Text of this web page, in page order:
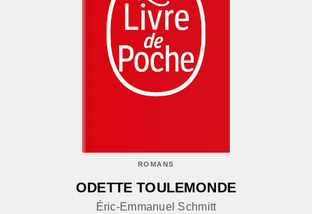
ROMANS
ODETTE TOULEMONDE
Éric-Emmanuel Schmitt